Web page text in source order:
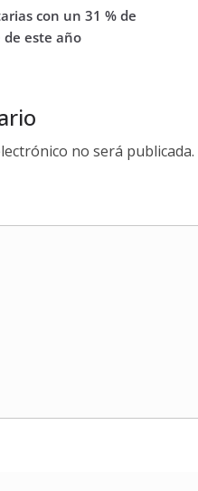
con un 31 % de
este año
no será publicada.